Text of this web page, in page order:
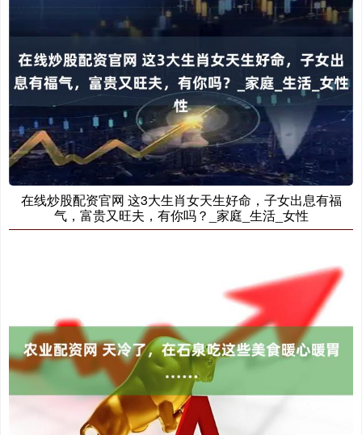
在线炒股配资官网 这3大生肖女天生好命，子女出息有福
气，富贵又旺夫，有你吗？_家庭_生活_女性